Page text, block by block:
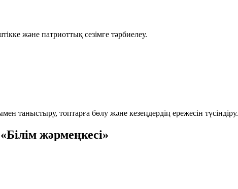
және патриоттық сезімге тәрбиелеу.
таныстыру, топтарға бөлу және кезеңдердің ережесін түсіндіру.
жәрмеңкесі»